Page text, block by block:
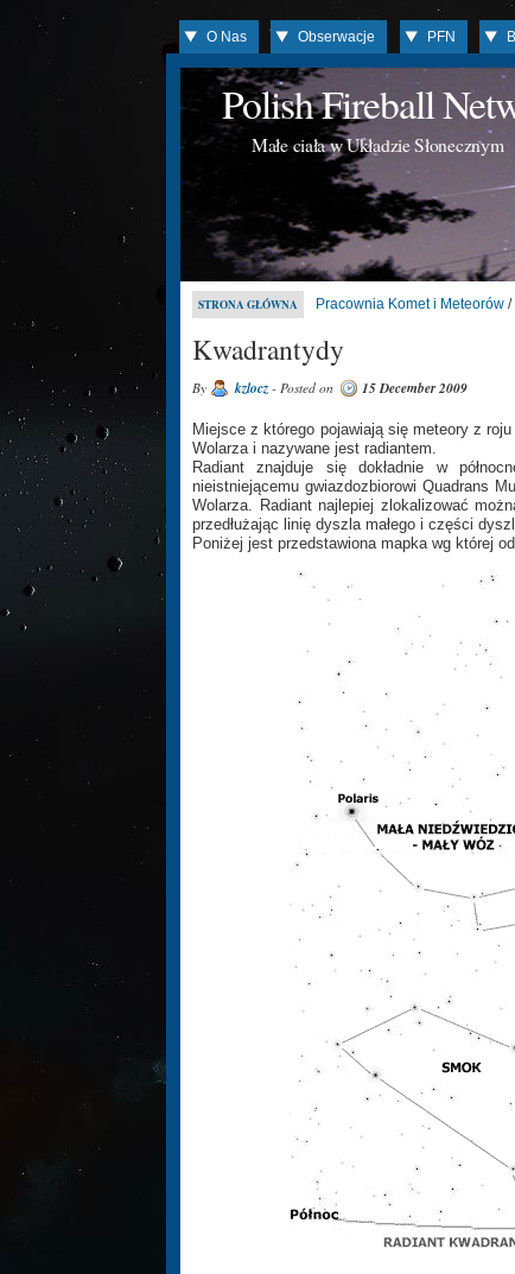
O Nas Obserwacje PFN
Polish Fireball
Małe ciała w Układzie Słonecznym
STRONA GŁÓWNA Pracownia Komet i Meteorów /
Kwadrantydy
By kzlocz - Posted on 15 December 2009
Miejsce z którego pojawiają się meteory z
Wolarza i nazywane jest radiantem.
Radiant znajduje się dokładnie w
nieistniejącemu gwiazdozbiorowi Quadrans
Wolarza. Radiant najlepiej zlokalizować
przedłużając linię dyszla małego i części
Poniżej jest przedstawiona mapka wg której